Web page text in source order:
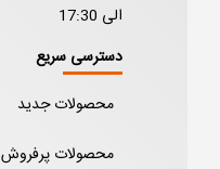
الی 17:30
دسترسی سریع
محصولات جدید
محصولات پرفروش